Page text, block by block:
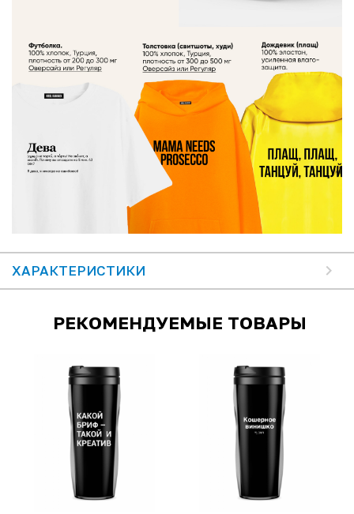
ХАРАКТЕРИСТИКИ
РЕКОМЕНДУЕМЫЕ ТОВАРЫ